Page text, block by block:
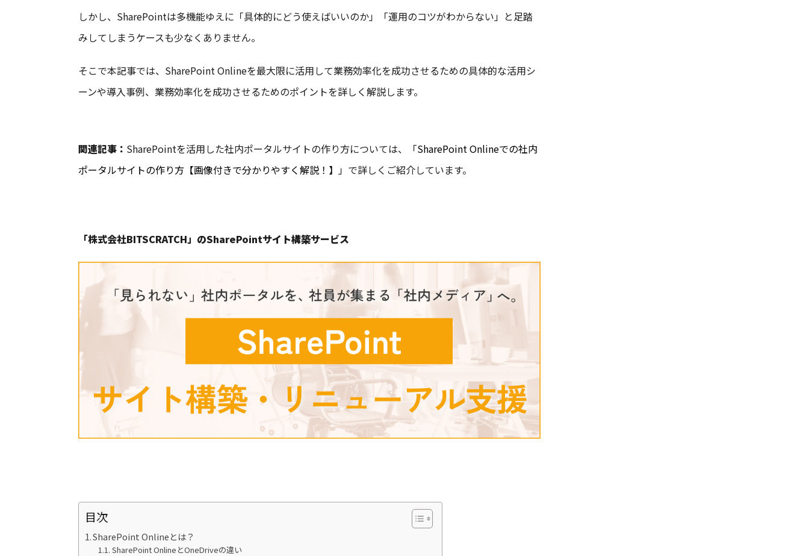
しかし、SharePointは多機能ゆえに「具体的にどう使えばいいのか」「運用のコツがわからない」と足踏
みしてしまうケースも少なくありません。
そこで本記事では、SharePoint Onlineを最大限に活用して業務効率化を成功させるための具体的な活用シ
ーンや導入事例、業務効率化を成功させるためのポイントを詳しく解説します。
関連記事： SharePointを活用した社内ポータルサイトの作り方については、「SharePoint Onlineでの社内
ポータルサイトの作り方【画像付きで分かりやすく解説！】 」で詳しくご紹介しています。
「株式会社BITSCRATCH」のSharePointサイト構築サービス
目次
SharePoint Onlineとは？
SharePoint OnlineとOneDriveの違い